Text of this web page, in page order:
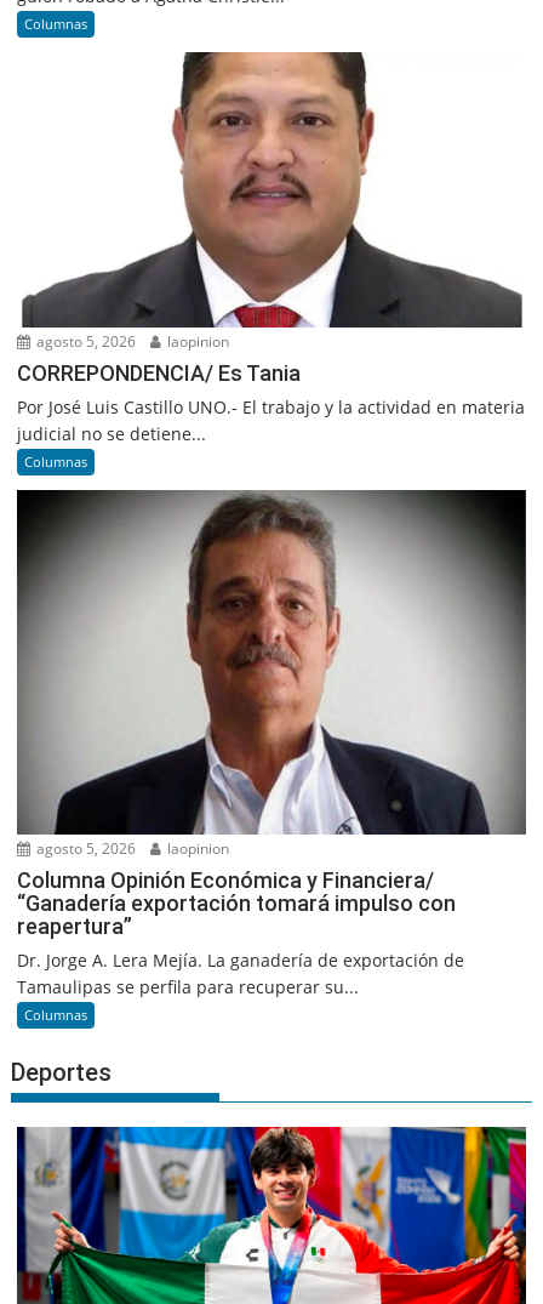
Columnas
agosto 5, 2026 laopinion
CORREPONDENCIA/ Es Tania
Por José Luis Castillo UNO.- El trabajo y la actividad en materia
judicial no se detiene...
Columnas
agosto 5, 2026 laopinion
Columna Opinión Económica y Financiera/
“Ganadería exportación tomará impulso con
reapertura”
Dr. Jorge A. Lera Mejía. La ganadería de exportación de
Tamaulipas se perfila para recuperar su...
Columnas
Deportes